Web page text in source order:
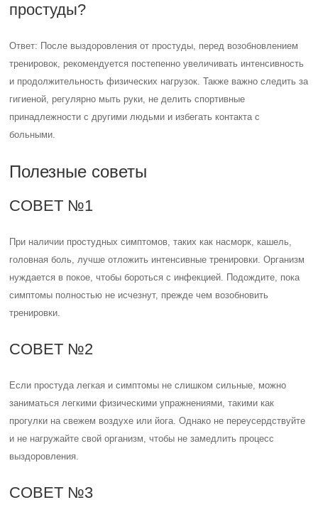
простуды?
Ответ: После выздоровления от простуды, перед возобновлением
тренировок, рекомендуется постепенно увеличивать интенсивность
и продолжительность физических нагрузок. Также важно следить за
гигиеной, регулярно мыть руки, не делить спортивные
принадлежности с другими людьми и избегать контакта с
больными.
Полезные советы
СОВЕТ №1
При наличии простудных симптомов, таких как насморк, кашель,
головная боль, лучше отложить интенсивные тренировки. Организм
нуждается в покое, чтобы бороться с инфекцией. Подождите, пока
симптомы полностью не исчезнут, прежде чем возобновить
тренировки.
СОВЕТ №2
Если простуда легкая и симптомы не слишком сильные, можно
заниматься легкими физическими упражнениями, такими как
прогулки на свежем воздухе или йога. Однако не переусердствуйте
и не нагружайте свой организм, чтобы не замедлить процесс
выздоровления.
СОВЕТ №3